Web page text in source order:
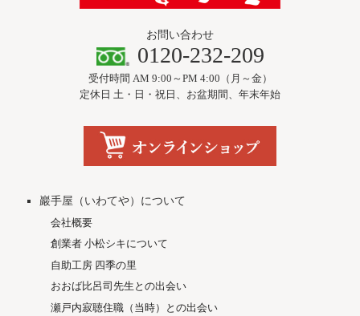
お問い合わせ
0120-232-209
受付時間 AM 9:00～PM 4:00（月～金）
定休日 土・日・祝日、お盆期間、年末年始
巖手屋（いわてや）について
会社概要
創業者 小松シキについて
自助工房 四季の里
おおば比呂司先生との出会い
瀬戸内寂聴住職（当時）との出会い